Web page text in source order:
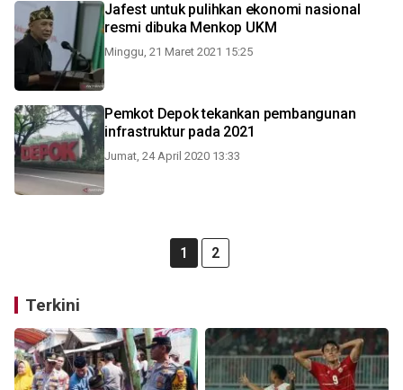
Jafest untuk pulihkan ekonomi nasional
resmi dibuka Menkop UKM
Minggu, 21 Maret 2021 15:25
Pemkot Depok tekankan pembangunan
infrastruktur pada 2021
Jumat, 24 April 2020 13:33
1 2
Terkini